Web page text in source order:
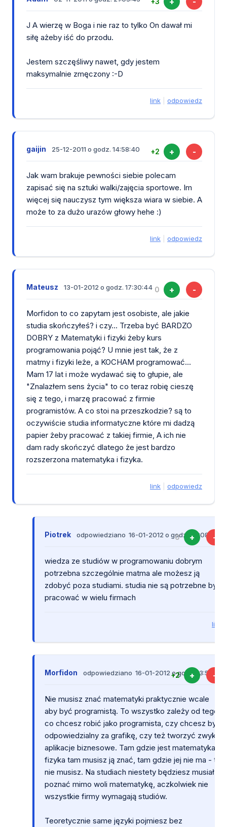
J A wierzę w Boga i nie raz to tylko On dawał mi
siłę ażeby iść do przodu.
Jestem szczęśliwy nawet, gdy jestem
maksymalnie zmęczony :-D
link odpowiedz
gaijin 25-12-2011 o godz. 14:58:40 +2 + -
Jak wam brakuje pewności siebie polecam
zapisać się na sztuki walki/zajęcia sportowe. Im
więcej się nauczysz tym większa wiara w siebie. A
może to za dużo urazów głowy hehe :)
link odpowiedz
Mateusz 13-01-2012 o godz. 17:30:44 0 + -
Morfidon to co zapytam jest osobiste, ale jakie
studia skończyłeś? i czy... Trzeba być BARDZO
DOBRY z Matematyki i fizyki żeby kurs
programowania pojąć? U mnie jest tak, że z
matmy i fizyki leże, a KOCHAM programować...
Mam 17 lat i może wydawać się to głupie, ale
"Znalazłem sens życia" to co teraz robię cieszę
się z tego, i marzę pracować z firmie
programistów. A co stoi na przeszkodzie? są to
oczywiście studia informatyczne które mi dadzą
papier żeby pracować z takiej firmie, A ich nie
dam rady skończyć dlatego że jest bardzo
rozszerzona matematyka i fizyka.
link odpowiedz
Piotrek odpowiedziano 16-01-2012 o godz. 02:08:48
0 + -
wiedza ze studiów w programowaniu dobrym
potrzebna szczególnie matma ale możesz ją
zdobyć poza studiami. studia nie są potrzebne by
pracować w wielu firmach
link
Morfidon odpowiedziano 16-01-2012 o godz. 13:52:12
+2 + -
Nie musisz znać matematyki praktycznie wcale
aby być programistą. To wszystko zależy od tego
co chcesz robić jako programista, czy chcesz być
odpowiedzialny za grafikę, czy też tworzyć zwykłe
aplikacje biznesowe. Tam gdzie jest matematyka i
fizyka tam musisz ją znać, tam gdzie jej nie ma - to
nie musisz. Na studiach niestety będziesz musiał
poznać mimo woli matematykę, aczkolwiek nie
wszystkie firmy wymagają studiów.
Teoretycznie same języki pojmiesz bez